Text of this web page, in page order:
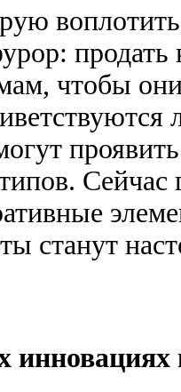
чтобы они
станут
инновациях